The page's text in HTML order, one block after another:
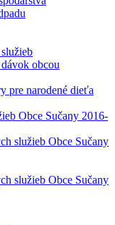
obcou
pre narodené dieťa
Obce Sučany 2016-
služieb Obce Sučany
služieb Obce Sučany